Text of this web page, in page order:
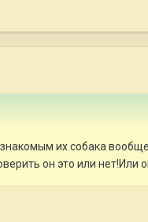
их собака
он это или нет!Или